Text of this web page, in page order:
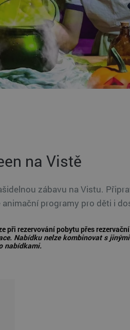
na Vistě
zábavu na Vistu.
programy pro děti i
při rezervování pobytu přes rezervační
Nabídku nelze kombinovat s
nabídkami.